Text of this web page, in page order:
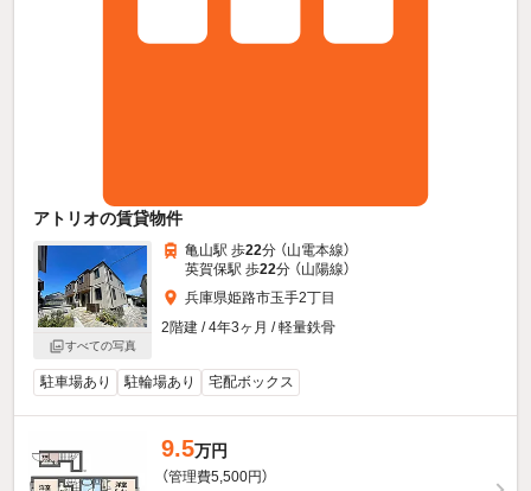
アトリオの賃貸物件
すべての写真
亀山駅 歩22分 （山電本線）
英賀保駅 歩22分 （山陽線）
兵庫県姫路市玉手2丁目
2階建 / 4年3ヶ月 / 軽量鉄骨
駐車場あり 駐輪場あり 宅配ボックス
9.5万円
（管理費5,500円）